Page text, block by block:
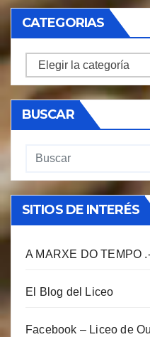
CATEGORIAS
CATEGORIAS
BUSCAR
SITIOS DE INTERÉS
A MARXE DO TEMPO
El Blog del Liceo
Facebook – Liceo de